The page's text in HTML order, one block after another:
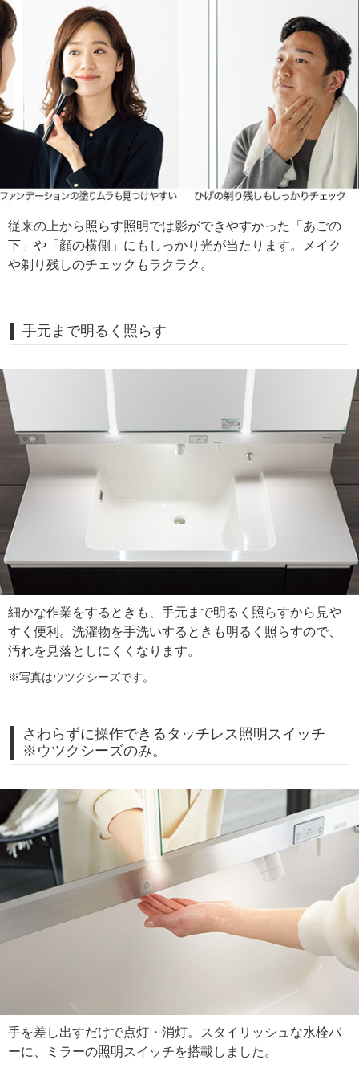
従来の上から照らす照明では影ができやすかった「あごの
下」や「顔の横側」にもしっかり光が当たります。メイク
や剃り残しのチェックもラクラク。
手元まで明るく照らす
細かな作業をするときも、手元まで明るく照らすから見や
すく便利。洗濯物を手洗いするときも明るく照らすので、
汚れを見落としにくくなります。
※写真はウツクシーズです。
さわらずに操作できるタッチレス照明スイッチ
※ウツクシーズのみ。
手を差し出すだけで点灯・消灯。スタイリッシュな水栓バ
ーに、ミラーの照明スイッチを搭載しました。